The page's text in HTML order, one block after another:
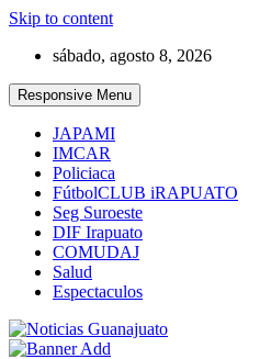
Skip to content
sábado, agosto 8, 2026
Responsive Menu
JAPAMI
IMCAR
Policiaca
FútbolCLUB iRAPUATO
Seg Suroeste
DIF Irapuato
COMUDAJ
Salud
Espectaculos